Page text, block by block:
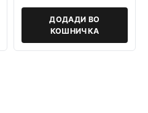
ДОДАДИ ВО
КОШНИЧКА